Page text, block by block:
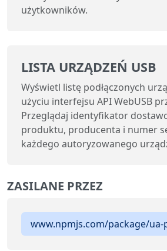
użytkowników.
LISTA URZĄDZEŃ USB
Wyświetl listę podłączonych
użyciu interfejsu API WebUSB
Przeglądaj identyfikator
produktu, producenta i numer
każdego autoryzowanego
ZASILANE PRZEZ
www.npmjs.com/package/ua-